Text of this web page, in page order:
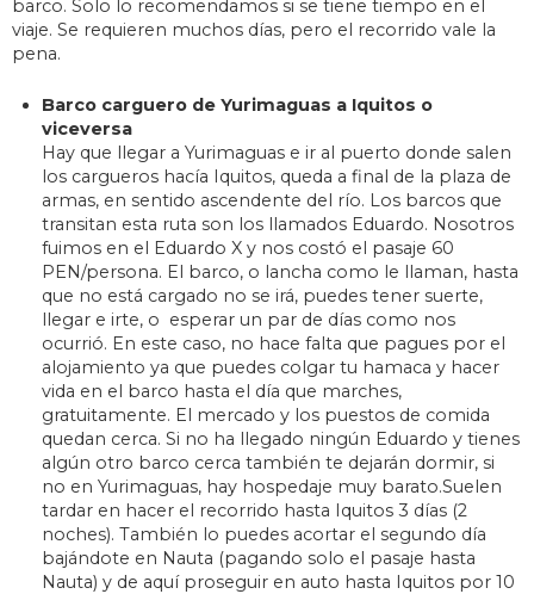
barco. Solo lo recomendamos si se tiene tiempo en el
viaje. Se requieren muchos días, pero el recorrido vale la
pena.
Barco carguero de Yurimaguas a Iquitos o
viceversa
Hay que llegar a Yurimaguas e ir al puerto donde salen
los cargueros hacía Iquitos, queda a final de la plaza de
armas, en sentido ascendente del río. Los barcos que
transitan esta ruta son los llamados Eduardo. Nosotros
fuimos en el Eduardo X y nos costó el pasaje 60
PEN/persona. El barco, o lancha como le llaman, hasta
que no está cargado no se irá, puedes tener suerte,
llegar e irte, o esperar un par de días como nos
ocurrió. En este caso, no hace falta que pagues por el
alojamiento ya que puedes colgar tu hamaca y hacer
vida en el barco hasta el día que marches,
gratuitamente. El mercado y los puestos de comida
quedan cerca. Si no ha llegado ningún Eduardo y tienes
algún otro barco cerca también te dejarán dormir, si
no en Yurimaguas, hay hospedaje muy barato.Suelen
tardar en hacer el recorrido hasta Iquitos 3 días (2
noches). También lo puedes acortar el segundo día
bajándote en Nauta (pagando solo el pasaje hasta
Nauta) y de aquí proseguir en auto hasta Iquitos por 10